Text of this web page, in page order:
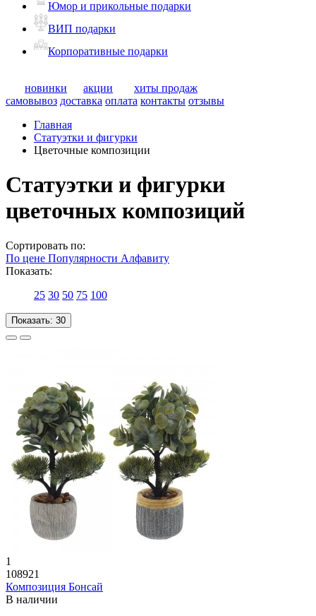
Юмор и прикольные подарки
ВИП подарки
Корпоративные подарки
новинки акции
хиты продаж
самовывоз доставка оплата контакты отзывы
Главная
Статуэтки и фигурки
Цветочные композиции
Статуэтки и фигурки
цветочных композиций
Сортировать по:
По цене Популярности Алфавиту
Показать:
25 30 50 75 100
Показать: 30
1
108921
Композиция Бонсай
В наличии